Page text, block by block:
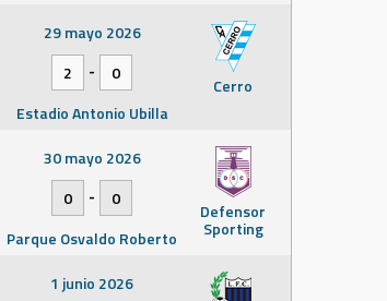
Cerro
29 mayo 2026
2
-
0
Estadio Antonio Ubilla
Defensor
Sporting
30 mayo 2026
0
-
0
Parque Osvaldo Roberto
1 junio 2026